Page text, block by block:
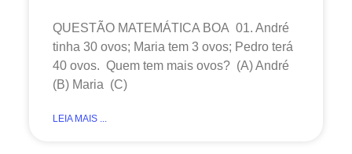
QUESTÃO MATEMÁTICA BOA 01. André
tinha 30 ovos; Maria tem 3 ovos; Pedro terá
40 ovos. Quem tem mais ovos? (A) André
(B) Maria (C)
LEIA MAIS ...